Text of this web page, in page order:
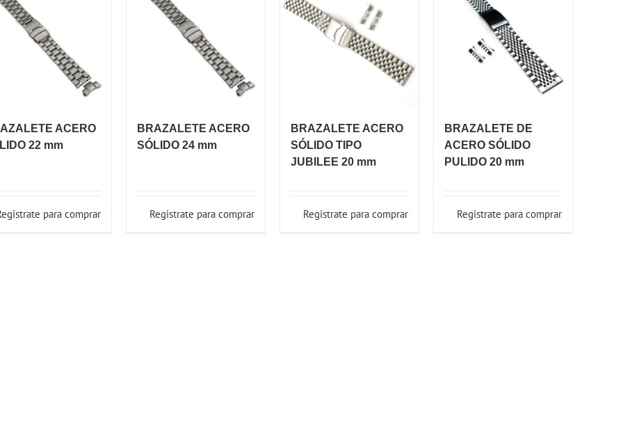
ACERO
22 mm
para comprar
BRAZALETE ACERO
SÓLIDO 24 mm
Registrate para comprar
BRAZALETE ACERO
SÓLIDO TIPO
JUBILEE 20 mm
Registrate para comprar
BRAZALETE DE
ACERO SÓLIDO
PULIDO 20 mm
Registrate para comprar